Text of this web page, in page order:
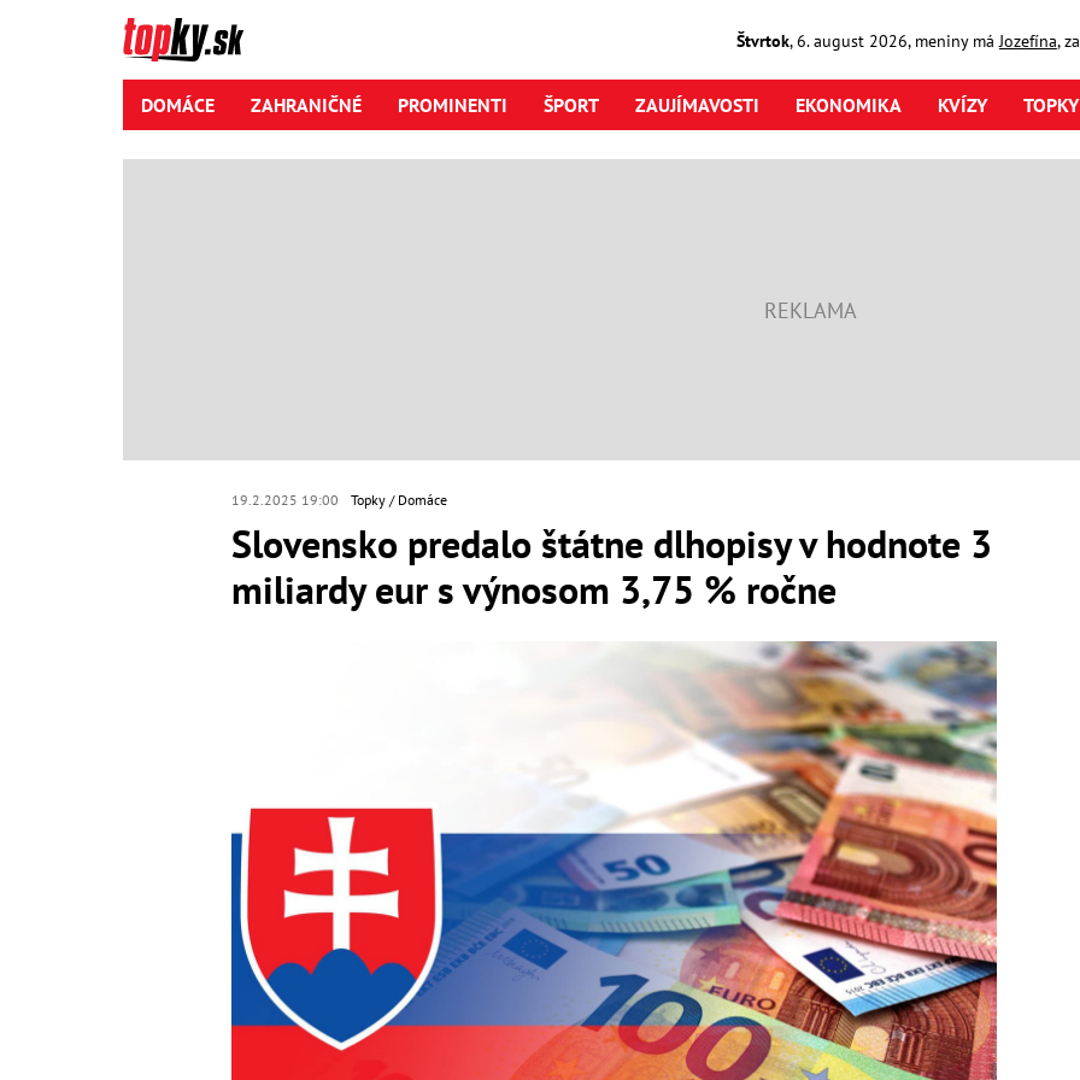
Štvrtok,6. august2026, meniny má Jozefína,
DOMÁCE ZAHRANIČNÉ PROMINENTI ŠPORT ZAUJÍMAVOSTI EKONOMIKA KVÍZY
19.2.2025 19:00 Topky Domáce
Slovensko predalo štátne dlhopisy v hodnote 3
miliardy eur s výnosom 3,75 % ročne